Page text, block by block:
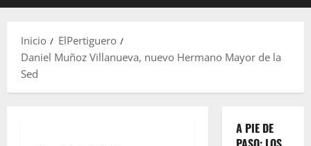
Inicio
ElPertiguero
Daniel Muñoz Villanueva, nuevo Hermano Mayor de la
Sed
A PIE DE